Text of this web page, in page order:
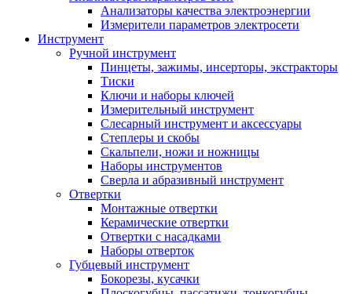
Анализаторы качества электроэнергии
Измерители параметров электросети
Инструмент
Ручной инструмент
Пинцеты, зажимы, инсерторы, экстракторы
Тиски
Ключи и наборы ключей
Измерительный инструмент
Слесарный инструмент и аксессуары
Степлеры и скобы
Скальпели, ножи и ножницы
Наборы инструментов
Сверла и абразивный инструмент
Отвертки
Монтажные отвертки
Керамические отвертки
Отвертки с насадками
Наборы отверток
Губцевый инструмент
Бокорезы, кусачки